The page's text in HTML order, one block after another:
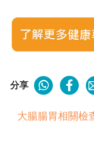
分享
大腸腸胃相關檢